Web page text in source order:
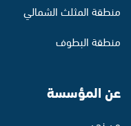
منطقة المثلث الشمالي
منطقة البطوف
عن المؤسسة